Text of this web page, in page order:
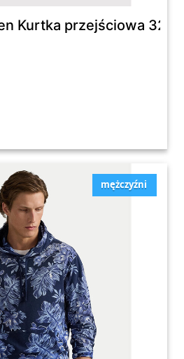
Kurtka przejściowa
mężczyźni